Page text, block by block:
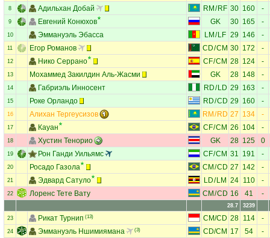
8 Адильхан Добай RM / RF 30 160 -
9 Евгений Конюхов GK 30 165 -
10 Эммануэль Эбасса LM / LF 29 146 -
11 Егор Романов CD/CM 30 172 -
12 Нико Серрано CF/CM 28 124 -
13 Мохаммед Закилдин Аль-Жасми GK 28 148 -
14 Габриэль Инносент RD/LD 29 163 -
15 Роке Орландо RD/CD 29 160 -
16 Алихан Тергеусизов RM / RD 27 134 -
17 Кауан CF/CM 26 104 -
18 Хустин Тенорио GK 28 125 0
19 Рон Ганди Уильямс CF/CM 31 191 -
20 Росадо Газола CM /CD 27 142 -
21 Эдвард Сатуло LD/ LM 24 110 -
22 Лоренс Тете Вату CM /CD 16 41 -
28.7 3239
23 Рикат Турнип (13) CM/CD 28 114 -
24 Эммануэль Ншимиямана (3) CD/CM 17 54 -